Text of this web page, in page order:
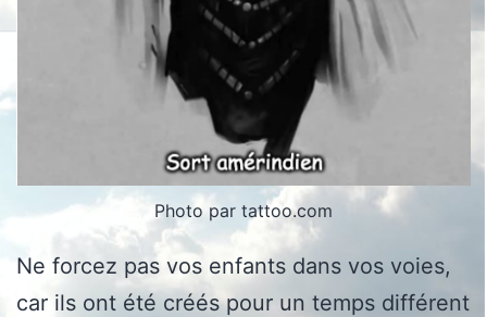
Photo par tattoo.com
Ne forcez pas vos enfants dans vos voies,
car ils ont été créés pour un temps différent